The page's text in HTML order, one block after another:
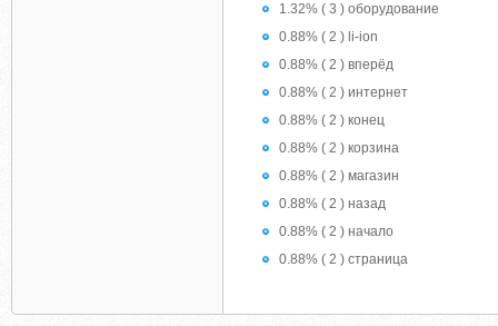
1.32% ( 3 ) оборудование
0.88% ( 2 ) li-ion
0.88% ( 2 ) вперёд
0.88% ( 2 ) интернет
0.88% ( 2 ) конец
0.88% ( 2 ) корзина
0.88% ( 2 ) магазин
0.88% ( 2 ) назад
0.88% ( 2 ) начало
0.88% ( 2 ) страница